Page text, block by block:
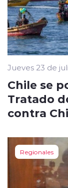
Jueves 23 de
Chile se
Tratado
contra
Regionales